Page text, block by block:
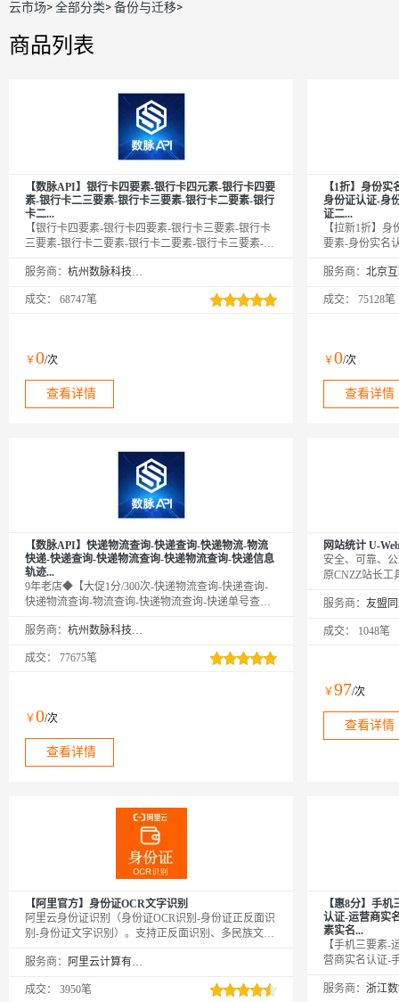
云市场>全部分类>备份与迁移>
商品列表
【数脉API】银行卡四要素-银行卡四元素-银行卡四要
素-银行卡二三要素-银行卡三要素-银行卡二要素-银行
卡二...
【银行卡四要素-银行卡四要素-银行卡三要素-银行卡
三要素-银行卡二要素-银行卡二要素-银行卡三要素-银
卡四要素校验-银行卡四要素核验】输入银行卡卡号、
致。银联官方渠道，实时联网核验，数据校验准确，
◆金牌售后
服务商： 杭州数脉科技有限公司
成交： 68747笔
￥0/次
查看详情
【1折】身份
身份证认证-身
证二...
【拉新1折】
要素-身份实名
认证-身份证实
证号，校验此
服，新用户享5
服务商：
成交： 75128笔
￥0/次
查看详情
【数脉API】快递物流查询-快递查询-快递物流-物流
快递-快递查询-快递物流查询-快递物流查询-快递信息
轨迹...
9年老店◆【大促1分/300次-快递物流查询-快递查询-
快递物流查询-物流查询-快递物流查询-快递单号查询-
物流查询-物流记录跟踪查询接口】输入快递单号和快
别，可查询国内外上千家物流快递公司的物流跟踪服
服务商： 杭州数脉科技有限公司
成交： 77675笔
￥0/次
查看详情
网站统计 U-
安全、可靠、
原CNZZ站长工
https://
服务商：
成交： 1048笔
￥97/次
查看详情
【阿里官方】身份证OCR文字识别
阿里云身份证识别（身份证OCR识别-身份证正反面识
别-身份证文字识别）。支持正反面识别、多民族文字
件、翻拍检测，图像智能旋转、畸变矫正、分辨率增
名、性别、出生日期、证件号码、住址、有效期限。
服务商： 阿里云计算有限公司
成交： 3950笔
【惠8分】手
认证-运营商实
素实名...
【手机三要素
营商实名认证-
要素信息是否
服务商：